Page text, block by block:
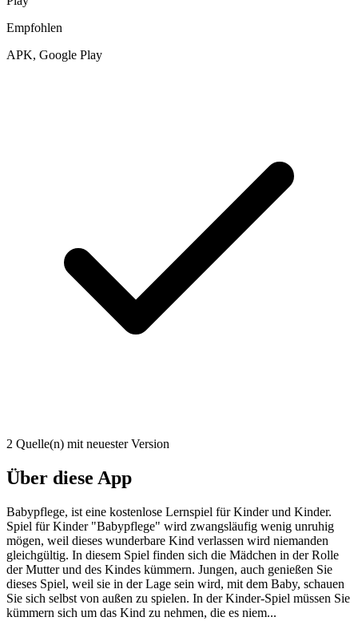
Empfohlen
APK, Google Play
2 Quelle(n) mit neuester Version
Über diese App
Babypflege, ist eine kostenlose Lernspiel für Kinder und Kinder.
Spiel für Kinder "Babypflege" wird zwangsläufig wenig unruhig
mögen, weil dieses wunderbare Kind verlassen wird niemanden
gleichgültig. In diesem Spiel finden sich die Mädchen in der Rolle
der Mutter und des Kindes kümmern. Jungen, auch genießen Sie
dieses Spiel, weil sie in der Lage sein wird, mit dem Baby, schauen
Sie sich selbst von außen zu spielen. In der Kinder-Spiel müssen Sie
kümmern sich um das Kind zu nehmen, die es niem...